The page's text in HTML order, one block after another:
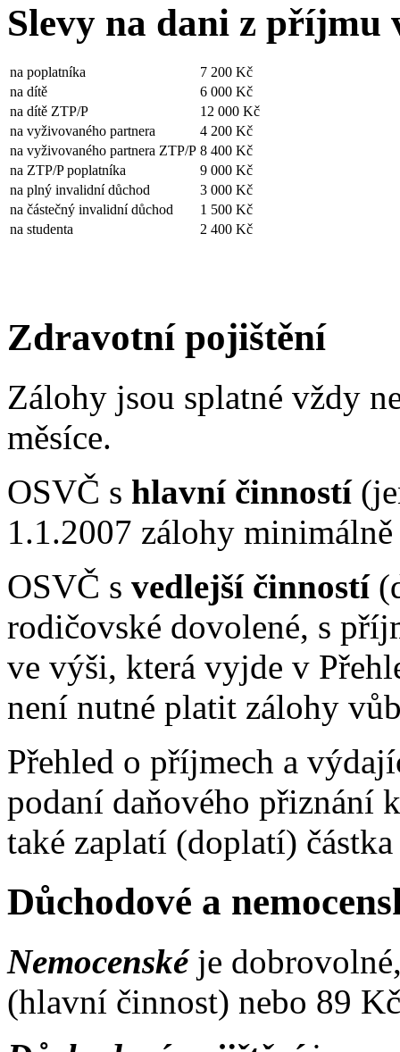
Slevy na dani z příjmu
na poplatníka
7 200 Kč
na dítě
6 000 Kč
na dítě ZTP/P
12 000 Kč
na vyživovaného partnera
4 200 Kč
na vyživovaného partnera ZTP/P 8 400 Kč
na ZTP/P poplatníka
9 000 Kč
na plný invalidní důchod
3 000 Kč
na částečný invalidní důchod
1 500 Kč
na studenta
2 400 Kč
Zdravotní pojištění
Zálohy jsou splatné vždy
měsíce.
OSVČ s hlavní činností
1.1.2007 zálohy
OSVČ s vedlejší činností
rodičovské dovolené, s
ve výši, která vyjde v
není nutné platit zálohy
Přehled o příjmech a
podaní daňového přiznání
také zaplatí (doplatí)
Důchodové a
Nemocenskéje
(hlavní činnost) nebo 89